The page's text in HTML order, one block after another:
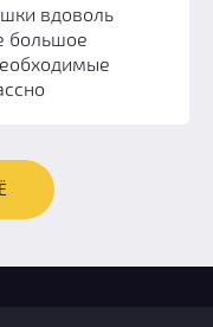
вдоволь
большое